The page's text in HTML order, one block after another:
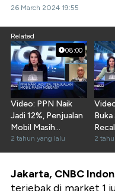
26 March 2024 19:55
Related
08:00
Video: PPN Naik
Jadi 12%, Penjualan
Mobil Masih
Ngegas?
2 tahun yang lalu
Buka
2
Jakarta, CNBC
terjebak di market 1